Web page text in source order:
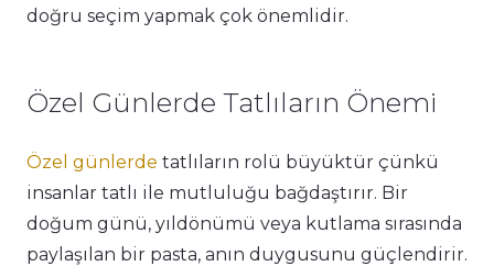
doğru seçim yapmak çok önemlidir.
Özel Günlerde Tatlıların Önemi
Özel günlerde tatlıların rolü büyüktür çünkü
insanlar tatlı ile mutluluğu bağdaştırır. Bir
doğum günü, yıldönümü veya kutlama sırasında
paylaşılan bir pasta, anın duygusunu güçlendirir.